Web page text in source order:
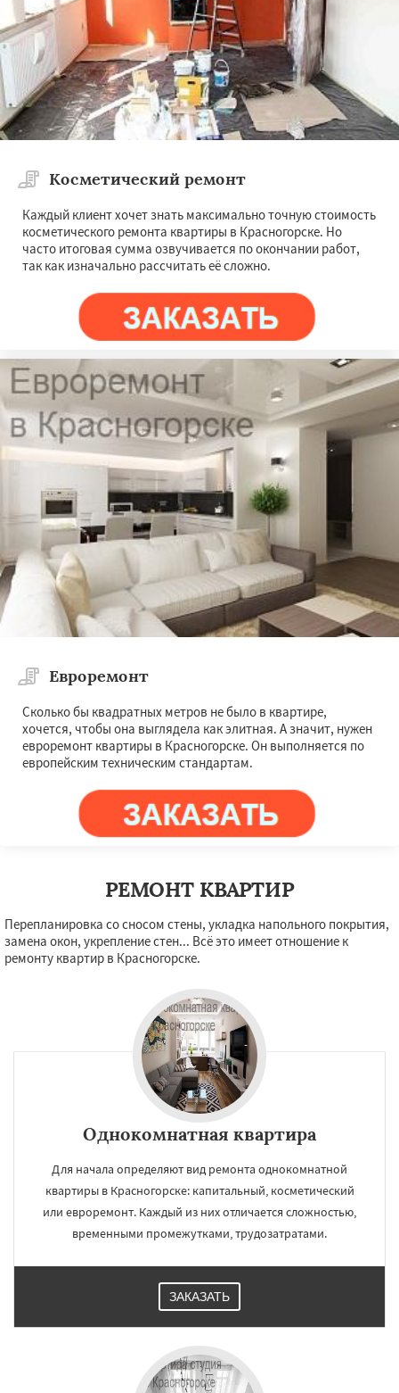
Косметический ремонт
Каждый клиент хочет знать максимально точную стоимость
косметического ремонта квартиры в Красногорске. Но
часто итоговая сумма озвучивается по окончании работ,
так как изначально рассчитать её сложно.
Евроремонт
Сколько бы квадратных метров не было в квартире,
хочется, чтобы она выглядела как элитная. А значит, нужен
евроремонт квартиры в Красногорске. Он выполняется по
европейским техническим стандартам.
РЕМОНТ КВАРТИР
Перепланировка со сносом стены, укладка напольного покрытия,
замена окон, укрепление стен... Всё это имеет отношение к
ремонту квартир в Красногорске.
Однокомнатная квартира
Для начала определяют вид ремонта однокомнатной
квартиры в Красногорске: капитальный, косметический
или евроремонт. Каждый из них отличается сложностью,
временными промежутками, трудозатратами.
ЗАКАЗАТЬ